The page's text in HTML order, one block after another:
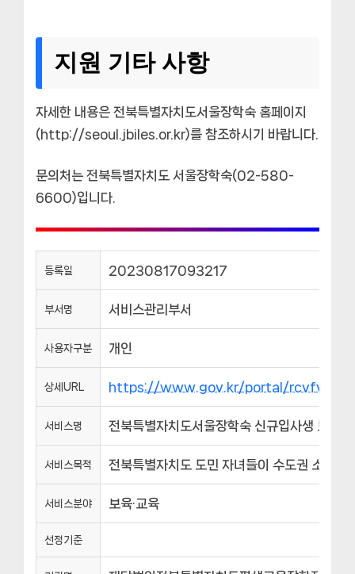
지원 기타 사항
자세한 내용은 전북특별자치도서울장학숙 홈페이지
(http://seoul.jbiles.or.kr)를 참조하시기 바랍니다.
문의처는 전북특별자치도 서울장학숙(02-580-
6600)입니다.
등록일 20230817093217
부서명 서비스관리부서
사용자구분 개인
상세URL https://www.gov.kr/portal/
서비스명 전북특별자치도서울장학숙 신규입사생 모집
서비스목적 전북특별자치도 도민 자녀들이 수도권 소재
서비스분야 보육·교육
선정기준